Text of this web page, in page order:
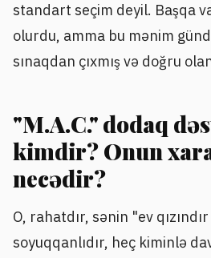
standart seçim deyil. Başqa
olurdu, amma bu mənim
sınaqdan çıxmış və doğru
"M.A.C." dodaq
kimdir? Onun
necədir?
O, rahatdır, sənin "ev
soyuqqanlıdır, heç kiminlə